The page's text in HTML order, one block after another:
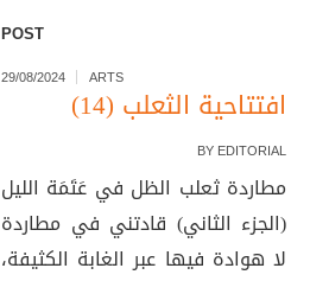
POST
29/08/2024 ARTS
افتتاحية الثعلب (14)
BY EDITORIAL
مطاردة ثعلب الظل في عَتَمَة الليل
(الجزء الثاني) قادتني في مطاردة
لا هوادة فيها عبر الغابة الكثيفة،